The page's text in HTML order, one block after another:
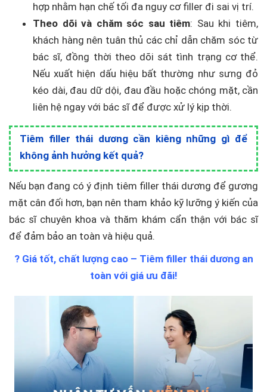
hợp nhằm hạn chế tối đa nguy cơ filler đi sai vị trí.
Theo dõi và chăm sóc sau tiêm: Sau khi tiêm,
khách hàng nên tuân thủ các chỉ dẫn chăm sóc từ
bác sĩ, đồng thời theo dõi sát tình trạng cơ thể.
Nếu xuất hiện dấu hiệu bất thường như sưng đỏ
kéo dài, đau dữ dội, đau đầu hoặc chóng mặt, cần
liên hệ ngay với bác sĩ để được xử lý kịp thời.
Tiêm filler thái dương cần kiêng những gì để
không ảnh hưởng kết quả?
Nếu bạn đang có ý định tiêm filler thái dương để gương
mặt cân đối hơn, bạn nên tham khảo kỹ lưỡng ý kiến của
bác sĩ chuyên khoa và thăm khám cẩn thận với bác sĩ
để đảm bảo an toàn và hiệu quả.
? Giá tốt, chất lượng cao – Tiêm filler thái dương an
toàn với giá ưu đãi!